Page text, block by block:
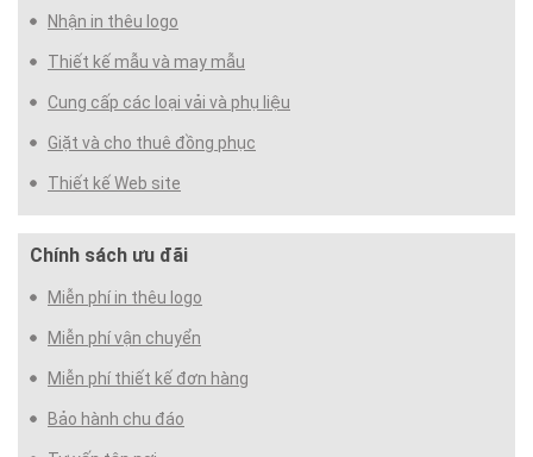
Nhận in thêu logo
Thiết kế mẫu và may mẫu
Cung cấp các loại vải và phụ liệu
Giặt và cho thuê đồng phục
Thiết kế Web site
Chính sách ưu đãi
Miễn phí in thêu logo
Miễn phí vận chuyển
Miễn phí thiết kế đơn hàng
Bảo hành chu đáo